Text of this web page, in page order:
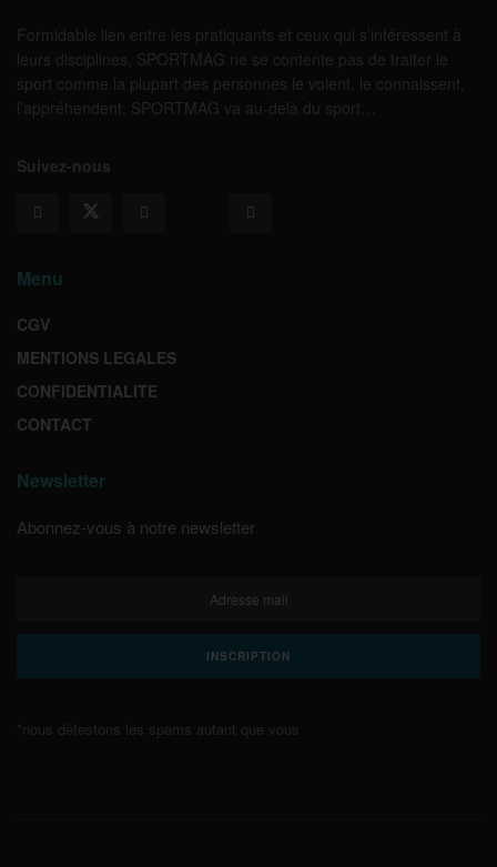
Formidable lien entre les pratiquants et ceux qui s’intéressent à
leurs disciplines, SPORTMAG ne se contente pas de traiter le
sport comme la plupart des personnes le voient, le connaissent,
l’appréhendent. SPORTMAG va au-delà du sport…
Suivez-nous
Menu
CGV
MENTIONS LEGALES
CONFIDENTIALITE
CONTACT
Newsletter
Abonnez-vous à notre newsletter
*nous détestons les spams autant que vous